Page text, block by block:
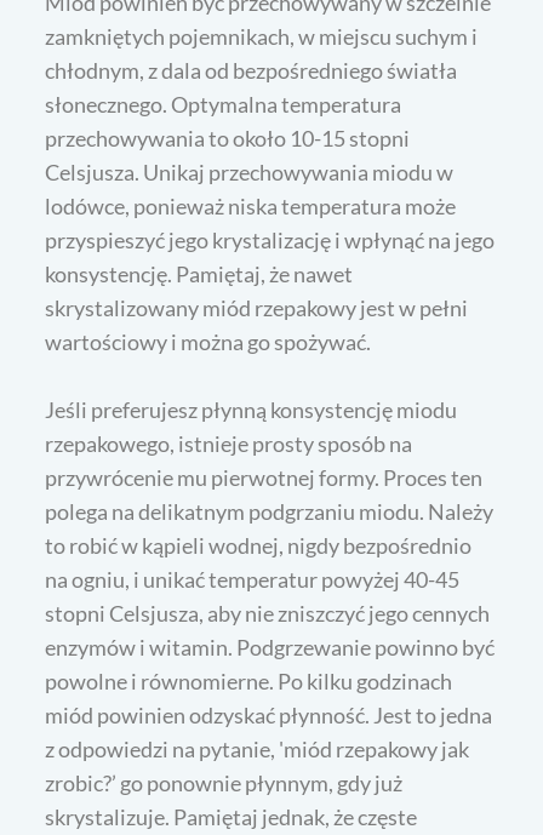
zamkniętych pojemnikach, w miejscu suchym i
chłodnym, z dala od bezpośredniego światła
słonecznego. Optymalna temperatura
przechowywania to około 10-15 stopni
Celsjusza. Unikaj przechowywania miodu w
lodówce, ponieważ niska temperatura może
przyspieszyć jego krystalizację i wpłynąć na jego
konsystencję. Pamiętaj, że nawet
skrystalizowany miód rzepakowy jest w pełni
wartościowy i można go spożywać.
Jeśli preferujesz płynną konsystencję miodu
rzepakowego, istnieje prosty sposób na
przywrócenie mu pierwotnej formy. Proces ten
polega na delikatnym podgrzaniu miodu. Należy
to robić w kąpieli wodnej, nigdy bezpośrednio
na ogniu, i unikać temperatur powyżej 40-45
stopni Celsjusza, aby nie zniszczyć jego cennych
enzymów i witamin. Podgrzewanie powinno być
powolne i równomierne. Po kilku godzinach
miód powinien odzyskać płynność. Jest to jedna
z odpowiedzi na pytanie, 'miód rzepakowy jak
zrobic?’ go ponownie płynnym, gdy już
skrystalizuje. Pamiętaj jednak, że częste